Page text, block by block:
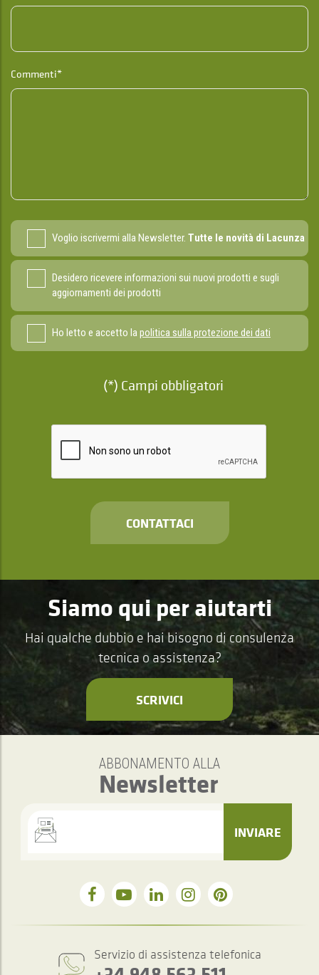
Commenti*
Voglio iscrivermi alla Newsletter. Tutte le novità di Lacunza
Desidero ricevere informazioni sui nuovi prodotti e sugli
aggiornamenti dei prodotti
Ho letto e accetto lapolitica sulla protezione dei dati
(*) Campi obbligatori
CONTATTACI
Siamo qui per aiutarti
Hai qualche dubbio e hai bisogno di consulenza
tecnica o assistenza?
SCRIVICI
ABBONAMENTO ALLA
Newsletter
INVIARE
Servizio di assistenza telefonica